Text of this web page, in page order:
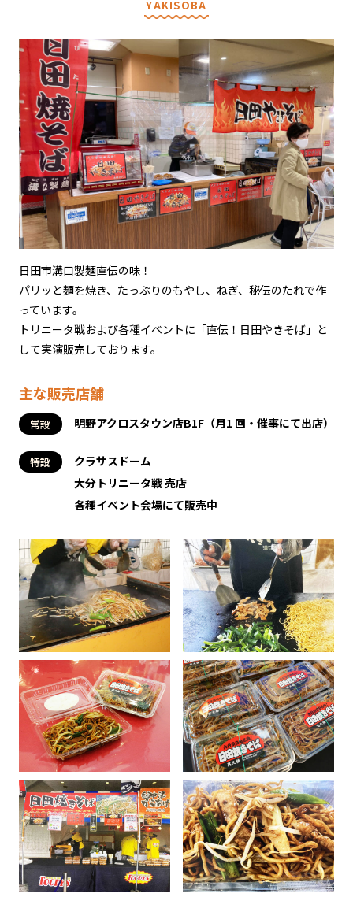
YAKISOBA
日田市溝口製麺直伝の味！
パリッと麺を焼き、たっぷりのもやし、ねぎ、秘伝のたれで作
っています。
トリニータ戦および各種イベントに「直伝！日田やきそば」と
して実演販売しております。
主な販売店舗
常設 明野アクロスタウン店B1F（月1 回・催事にて出店）
特設
クラサスドーム
大分トリニータ戦 売店
各種イベント会場にて販売中